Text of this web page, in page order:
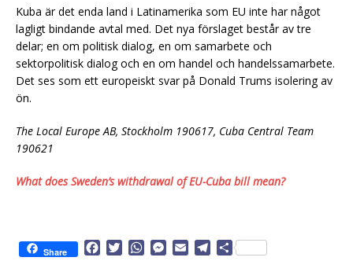
Kuba är det enda land i Latinamerika som EU inte har något
lagligt bindande avtal med. Det nya förslaget består av tre
delar; en om politisk dialog, en om samarbete och
sektorpolitisk dialog och en om handel och handelssamarbete.
Det ses som ett europeiskt svar på Donald Trums isolering av
ön.
The Local Europe AB, Stockholm 190617, Cuba Central Team
190621
What does Sweden’s withdrawal of EU-Cuba bill mean?
Share
T
W
M
T
D